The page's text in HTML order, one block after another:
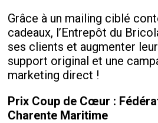
Grâce à un mailing ciblé
cadeaux, l’Entrepôt du
ses clients et augmenter
support original et une
marketing direct !
Prix Coup de Cœur :
Charente Maritime